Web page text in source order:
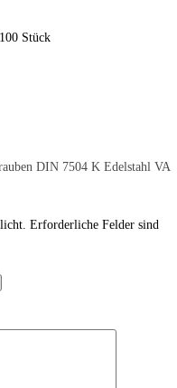
Stück
DIN 7504 K Edelstahl VA
Erforderliche Felder sind